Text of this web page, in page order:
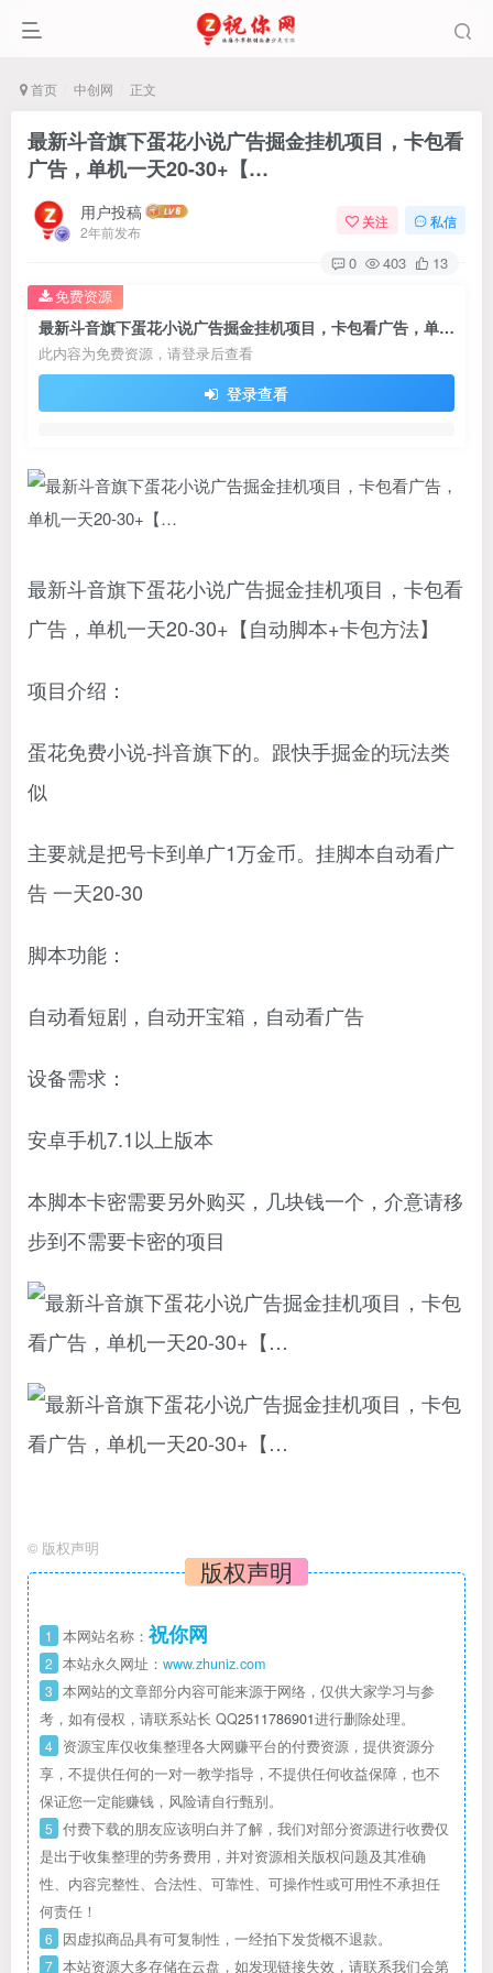
首页 中创网 正文
最新斗音旗下蛋花小说广告掘金挂机项目，卡包看
广告，单机一天20-30+【…
用户投稿
2年前发布
关注 私信
0 403 13
最新斗音旗下蛋花小说广告掘金挂机项目，卡包看广告，单机一天20-30+【…
此内容为免费资源，请登录后查看
登录查看
免费资源
最新斗音旗下蛋花小说广告掘金挂机项目，卡包看
广告，单机一天20-30+【自动脚本+卡包方法】
项目介绍：
蛋花免费小说-抖音旗下的。跟快手掘金的玩法类
似
主要就是把号卡到单广1万金币。挂脚本自动看广
告 一天20-30
脚本功能：
自动看短剧，自动开宝箱，自动看广告
设备需求：
安卓手机7.1以上版本
本脚本卡密需要另外购买，几块钱一个，介意请移
步到不需要卡密的项目
© 版权声明
版权声明
1 本网站名称： 祝你网
2 本站永久网址： www.zhuniz.com
3 本网站的文章部分内容可能来源于网络，仅供大家学习与参
考，如有侵权，请联系站长 QQ2511786901进行删除处理。
4 资源宝库仅收集整理各大网赚平台的付费资源，提供资源分
享，不提供任何的一对一教学指导，不提供任何收益保障，也不
保证您一定能赚钱，风险请自行甄别。
5 付费下载的朋友应该明白并了解，我们对部分资源进行收费仅
是出于收集整理的劳务费用，并对资源相关版权问题及其准确
性、内容完整性、合法性、可靠性、可操作性或可用性不承担任
何责任！
6 因虚拟商品具有可复制性，一经拍下发货概不退款。
7 本站资源大多存储在云盘，如发现链接失效，请联系我们会第